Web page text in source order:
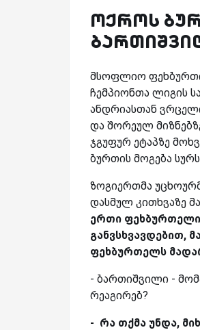
ოქროს
მსოფლიო
ჩემპიონთა ლიგის
ანდრიასთან
და შორეულ
ჯგუფურ ეტაპზე
ბურთის მოგება
ზოგიერთმა
დასმულ კითხვაზე
ერთი
განვსხვავდებით,
ფეხბურთელს
- ბართიშვილი -
რეაგირებ?
- რა თქმა უნდა,